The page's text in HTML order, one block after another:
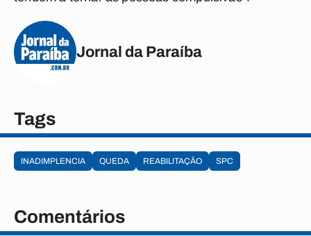
Jornal da Paraíba
Tags
INADIMPLENCIA QUEDA REABILITAÇÃO SPC
Comentários